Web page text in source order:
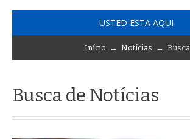
USTED ESTA AQUI
Início → Notícias → Busca
Busca de Notícias